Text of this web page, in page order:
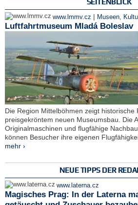
SEITENBLICK
www.lmmv.cz | Museen,
Luftfahrtmuseum Mladá Boleslav
Die Region Mittelböhmen zeigt historische
preisgekröntem neuen Museumsbau. Die
Originalmaschinen und flugfähige
können Besucher ihre eigenen
mehr ›
NEUE TIPPS DER
www.laterna.cz
Magisches Prag: In der Laterna